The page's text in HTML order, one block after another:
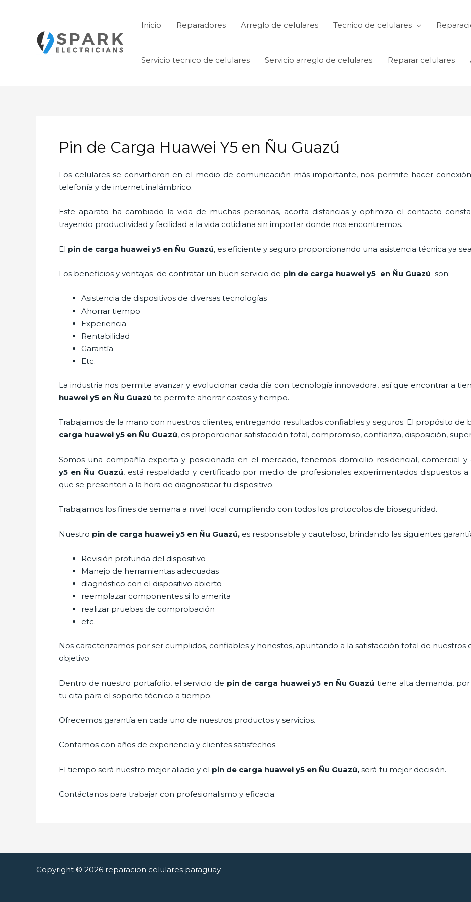
Inicio Reparadores Arreglo de celulares Tecnico de celulares
Servicio tecnico de celulares Servicio arreglo de celulares Reparar celulares
Pin de Carga Huawei Y5 en Ñu Guazú
Los celulares se convirtieron en el medio de comunicación más importante, nos permite hacer
telefonía y de internet inalámbrico.
Este aparato ha cambiado la vida de muchas personas, acorta distancias y optimiza el contacto
trayendo productividad y facilidad a la vida cotidiana sin importar donde nos encontremos.
El pin de carga huawei y5 en Ñu Guazú, es eficiente y seguro proporcionando una asistencia técnica ya
Los beneficios y ventajas de contratar un buen servicio de pin de carga huawei y5 en Ñu Guazú son:
Asistencia de dispositivos de diversas tecnologías
Ahorrar tiempo
Experiencia
Rentabilidad
Garantía
Etc.
La industria nos permite avanzar y evolucionar cada día con tecnología innovadora, así que encontrar a
huawei y5 en Ñu Guazú te permite ahorrar costos y tiempo.
Trabajamos de la mano con nuestros clientes, entregando resultados confiables y seguros. El propósito de
carga huawei y5 en Ñu Guazú, es proporcionar satisfacción total, compromiso, confianza, disposición,
Somos una compañía experta y posicionada en el mercado, tenemos domicilio residencial, comercial y
y5 en Ñu Guazú, está respaldado y certificado por medio de profesionales experimentados dispuestos a
que se presenten a la hora de diagnosticar tu dispositivo.
Trabajamos los fines de semana a nivel local cumpliendo con todos los protocolos de bioseguridad.
Nuestro pin de carga huawei y5 en Ñu Guazú, es responsable y cauteloso, brindando las siguientes
Revisión profunda del dispositivo
Manejo de herramientas adecuadas
diagnóstico con el dispositivo abierto
reemplazar componentes si lo amerita
realizar pruebas de comprobación
etc.
Nos caracterizamos por ser cumplidos, confiables y honestos, apuntando a la satisfacción total de
objetivo.
Dentro de nuestro portafolio, el servicio de pin de carga huawei y5 en Ñu Guazú tiene alta demanda,
tu cita para el soporte técnico a tiempo.
Ofrecemos garantía en cada uno de nuestros productos y servicios.
Contamos con años de experiencia y clientes satisfechos.
El tiempo será nuestro mejor aliado y el pin de carga huawei y5 en Ñu Guazú, será tu mejor decisión.
Contáctanos para trabajar con profesionalismo y eficacia.
Copyright © 2026 reparacion celulares paraguay